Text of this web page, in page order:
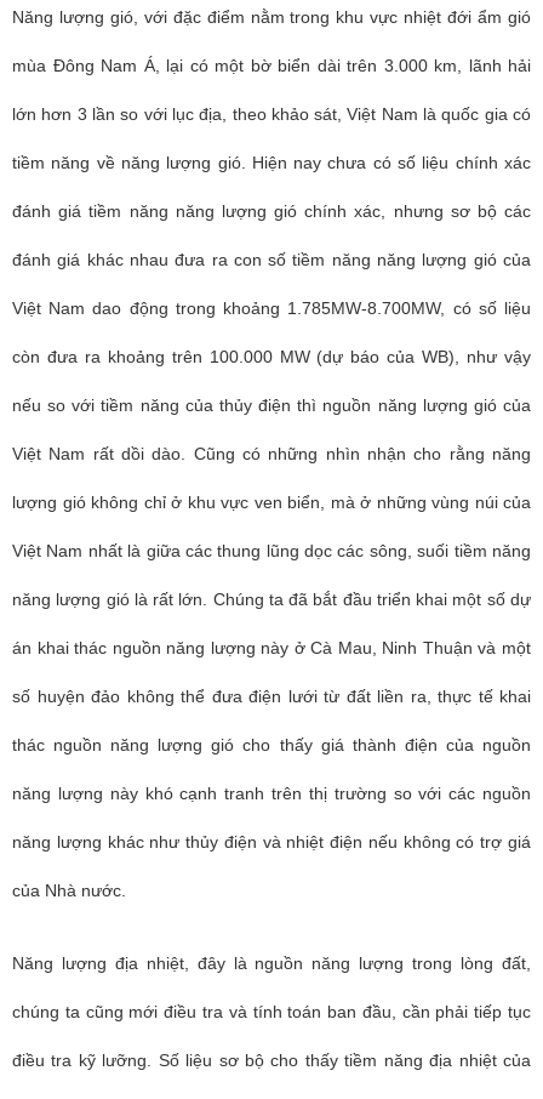
Năng lượng gió, với đặc điểm nằm trong khu vực nhiệt đới ẩm gió
mùa Đông Nam Á, lại có một bờ biển dài trên 3.000 km, lãnh hải
lớn hơn 3 lần so với lục địa, theo khảo sát, Việt Nam là quốc gia có
tiềm năng về năng lượng gió. Hiện nay chưa có số liệu chính xác
đánh giá tiềm năng năng lượng gió chính xác, nhưng sơ bộ các
đánh giá khác nhau đưa ra con số tiềm năng năng lượng gió của
Việt Nam dao động trong khoảng 1.785MW-8.700MW, có số liệu
còn đưa ra khoảng trên 100.000 MW (dự báo của WB), như vậy
nếu so với tiềm năng của thủy điện thì nguồn năng lượng gió của
Việt Nam rất dồi dào. Cũng có những nhìn nhận cho rằng năng
lượng gió không chỉ ở khu vực ven biển, mà ở những vùng núi của
Việt Nam nhất là giữa các thung lũng dọc các sông, suối tiềm năng
năng lượng gió là rất lớn. Chúng ta đã bắt đầu triển khai một số dự
án khai thác nguồn năng lượng này ở Cà Mau, Ninh Thuận và một
số huyện đảo không thể đưa điện lưới từ đất liền ra, thực tế khai
thác nguồn năng lượng gió cho thấy giá thành điện của nguồn
năng lượng này khó cạnh tranh trên thị trường so với các nguồn
năng lượng khác như thủy điện và nhiệt điện nếu không có trợ giá
của Nhà nước.
Năng lượng địa nhiệt, đây là nguồn năng lượng trong lòng đất,
chúng ta cũng mới điều tra và tính toán ban đầu, cần phải tiếp tục
điều tra kỹ lưỡng. Số liệu sơ bộ cho thấy tiềm năng địa nhiệt của